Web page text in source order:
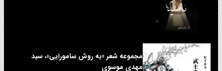
مجموعه شعر «به روش سامورایی»، سید
مهدی موسوی